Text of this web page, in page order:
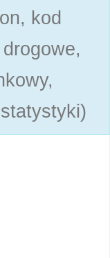
kod